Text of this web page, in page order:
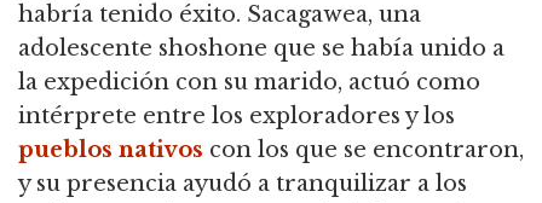
habría tenido éxito. Sacagawea, una
adolescente shoshone que se había unido a
la expedición con su marido, actuó como
intérprete entre los exploradores y los
pueblos nativos con los que se encontraron,
y su presencia ayudó a tranquilizar a los